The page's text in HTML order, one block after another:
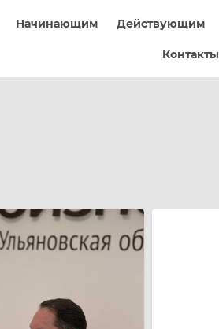
Начинающим Действующим
Контакты